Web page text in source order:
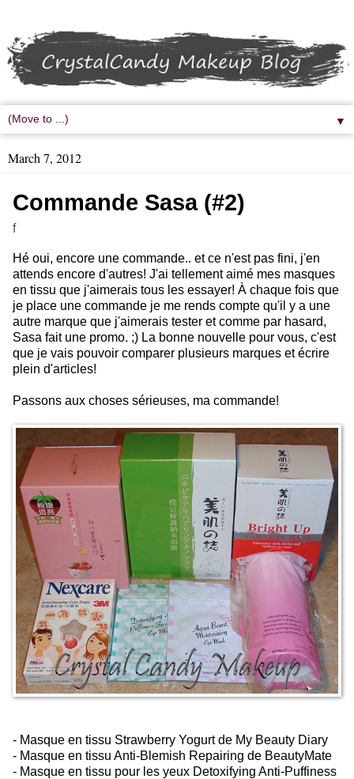
▼
March 7, 2012
Commande Sasa (#2)
f
Hé oui, encore une commande.. et ce n'est pas fini, j'en
attends encore d'autres! J'ai tellement aimé mes masques
en tissu que j'aimerais tous les essayer! À chaque fois que
je place une commande je me rends compte qu'il y a une
autre marque que j'aimerais tester et comme par hasard,
Sasa fait une promo. ;) La bonne nouvelle pour vous, c'est
que je vais pouvoir comparer plusieurs marques et écrire
plein d'articles!
Passons aux choses sérieuses, ma commande!
- Masque en tissu Strawberry Yogurt de My Beauty Diary
- Masque en tissu Anti-Blemish Repairing de BeautyMate
- Masque en tissu pour les yeux Detoxifying Anti-Puffiness